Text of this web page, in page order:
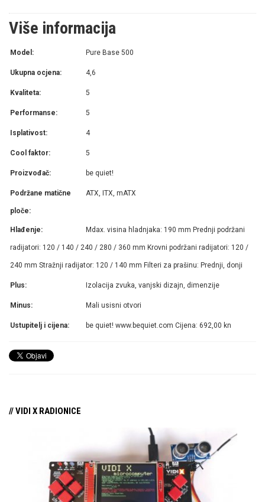
Više informacija
Model: Pure Base 500
Ukupna ocjena: 4,6
Kvaliteta: 5
Performanse: 5
Isplativost: 4
Cool faktor: 5
Proizvođač: be quiet!
Podržane matične
ploče:
ATX, ITX, mATX
Hlađenje: Mdax. visina hladnjaka: 190 mm Prednji podržani
radijatori: 120 / 140 / 240 / 280 / 360 mm Krovni podržani radijatori: 120 /
240 mm Stražnji radijator: 120 / 140 mm Filteri za prašinu: Prednji, donji
Plus: Izolacija zvuka, vanjski dizajn, dimenzije
Minus: Mali usisni otvori
Ustupitelj i cijena: be quiet! www.bequiet.com Cijena: 692,00 kn
// VIDI X RADIONICE